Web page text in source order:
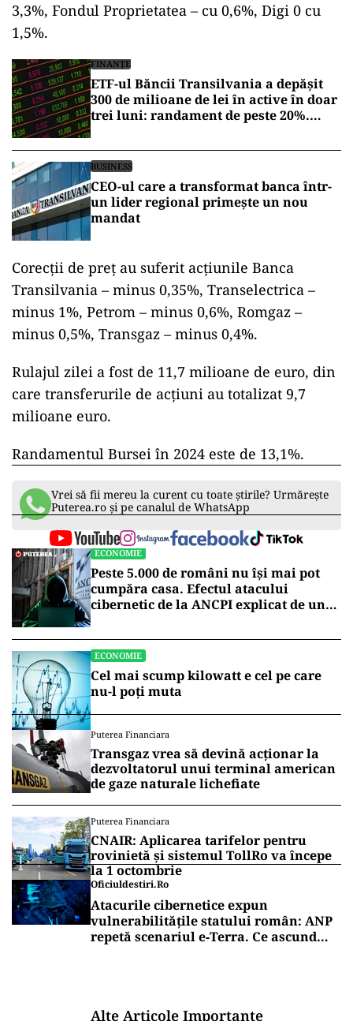
3,3%, Fondul Proprietatea – cu 0,6%, Digi 0 cu
1,5%.
FINANȚE
ETF-ul Băncii Transilvania a depășit
300 de milioane de lei în active în doar
trei luni: randament de peste 20%.
corecții
BUSINESS
CEO-ul care a transformat banca într-
un lider regional primește un nou
mandat
Corecţii de preţ au suferit acţiunile Banca
Transilvania – minus 0,35%, Transelectrica –
minus 1%, Petrom – minus 0,6%, Romgaz –
minus 0,5%, Transgaz – minus 0,4%.
Rulajul zilei a fost de 11,7 milioane de euro, din
care transferurile de acţiuni au totalizat 9,7
milioane euro.
Randamentul Bursei în 2024 este de 13,1%.
Vrei să fii mereu la curent cu toate știrile? Urmărește
Puterea.ro și pe canalul de WhatsApp
ECONOMIE
Peste 5.000 de români nu își mai pot
cumpăra casa. Efectul atacului
cibernetic de la ANCPI explicat de un
ECONOMIE
Cel mai scump kilowatt e cel pe care
nu-l poți muta
Puterea Financiara
Transgaz vrea să devină acționar la
dezvoltatorul unui terminal american
de gaze naturale lichefiate
Puterea Financiara
CNAIR: Aplicarea tarifelor pentru
rovinietă și sistemul TollRo va începe
la 1 octombrie
Oficiuldestiri.ro
Atacurile cibernetice expun
vulnerabilitățile statului român: ANP
repetă scenariul e‑Terra. Ce ascund
Alte Articole Importante